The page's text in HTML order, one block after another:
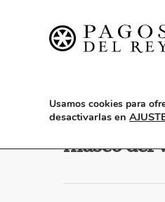
Tag
museo del
Usamos cookies para
desactivarlas en